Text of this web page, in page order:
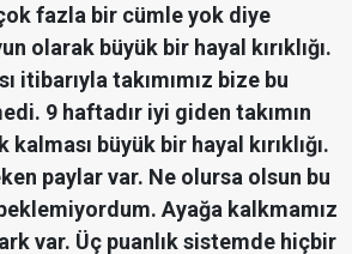
fazla bir cümle yok diye
olarak büyük bir hayal kırıklığı.
itibarıyla takımımız bize bu
9 haftadır iyi giden takımın
büyük bir hayal kırıklığı.
paylar var. Ne olursa olsun bu
Ayağa kalkmamız
var. Üç puanlık sistemde hiçbir